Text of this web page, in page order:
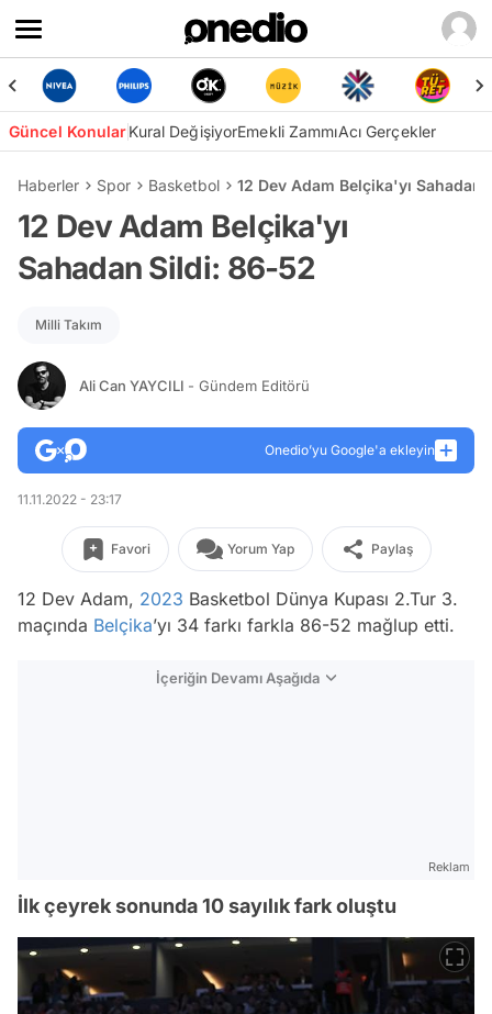
Güncel KonularKural DeğişiyorEmekli ZammıAcı Gerçekler
Haberler Spor Basketbol 12 Dev Adam Belçika'yı
12 Dev Adam Belçika'yı
Sahadan Sildi: 86-52
Milli Takım
Ali Can YAYCILI - Gündem Editörü
Onedio’yu Google'a ekleyin
11.11.2022 - 23:17
Favori Yorum Yap Paylaş
12 Dev Adam, 2023 Basketbol Dünya Kupası 2.Tur 3.
maçında Belçika’yı 34 farkı farkla 86-52 mağlup etti.
İçeriğin Devamı Aşağıda
Reklam
İlk çeyrek sonunda 10 sayılık fark oluştu